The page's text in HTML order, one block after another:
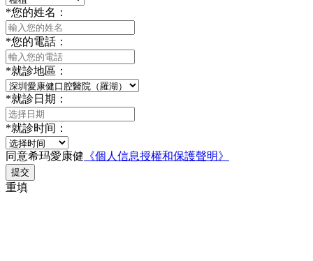
*您的姓名：
*您的電話：
*就診地區：
*就診日期：
*就診时间：
同意希玛愛康健 《個人信息授權和保護聲明》
提交
重填